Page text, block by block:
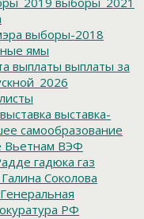
выборы-2018
ямы
выплаты выплаты за
выставка выставка-
самообразование
Вьетнам ВЭФ
гадюка газ
Галина Соколова
Генеральная
РФ